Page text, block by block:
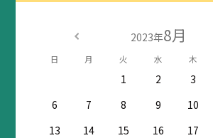
2023年8月
日 月 火 水 木
1 2 3
6
7 8 9 10
13
14 15 16 17